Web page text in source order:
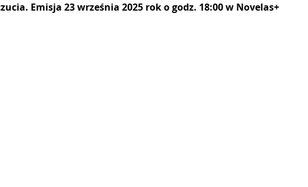
Emisja 23 września 2025 rok o godz. 18:00 w Novelas+